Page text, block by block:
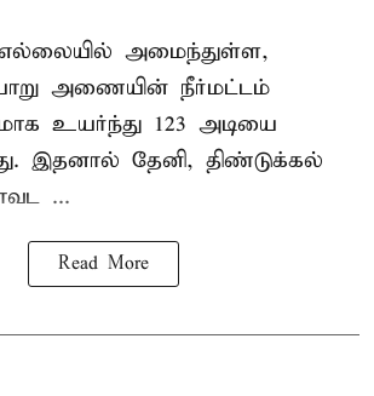
அமைந்துள்ள,
அணையின் நீர்மட்டம்
உயர்ந்து 123 அடியை
இதனால் தேனி, திண்டுக்கல்
...
Read More